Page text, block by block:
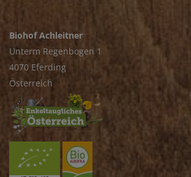
Biohof Achleitner
Unterm Regenbogen 1
4070 Eferding
Österreich